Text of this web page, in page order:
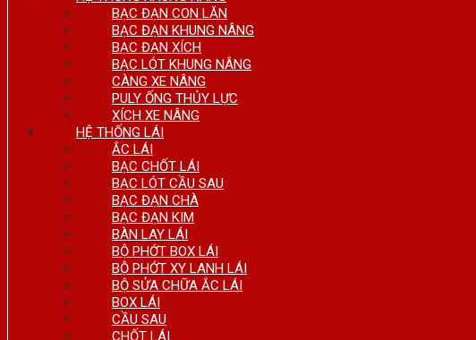
BẠC ĐẠN CON LĂN
BẠC ĐẠN KHUNG NÂNG
BẠC ĐẠN XÍCH
BẠC LÓT KHUNG NÂNG
CÀNG XE NÂNG
PULY ỐNG THỦY LỰC
XÍCH XE NÂNG
HỆ THỐNG LÁI
ẮC LÁI
BẠC CHỐT LÁI
BẠC LÓT CẦU SAU
BẠC ĐẠN CHÀ
BẠC ĐẠN KIM
BÀN LAY LÁI
BỘ PHỚT BOX LÁI
BỘ PHỚT XY LANH LÁI
BỘ SỬA CHỮA ẮC LÁI
BOX LÁI
CẦU SAU
CHỐT LÁI